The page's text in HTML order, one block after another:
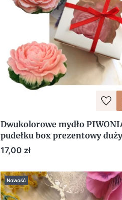
Dwukolorowe mydło
pudełku box prezentowy duży
kwiat upominek prezent NA
DZIEŃ KOBIET
Cena
17,00 zł
Nowość